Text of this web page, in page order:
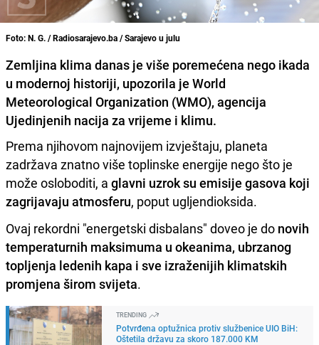
Foto: N. G. / Radiosarajevo.ba / Sarajevo u julu
Zemljina klima danas je više poremećena nego ikada
u modernoj historiji, upozorila je World
Meteorological Organization (WMO), agencija
Ujedinjenih nacija za vrijeme i klimu.
Prema njihovom najnovijem izvještaju, planeta
zadržava znatno više toplinske energije nego što je
može osloboditi, a glavni uzrok su emisije gasova koji
zagrijavaju atmosferu, poput ugljendioksida.
Ovaj rekordni "energetski disbalans" doveo je do novih
temperaturnih maksimuma u okeanima, ubrzanog
topljenja ledenih kapa i sve izraženijih klimatskih
promjena širom svijeta.
TRENDING
Potvrđena optužnica protiv službenice UIO BiH:
Oštetila državu za skoro 187.000 KM